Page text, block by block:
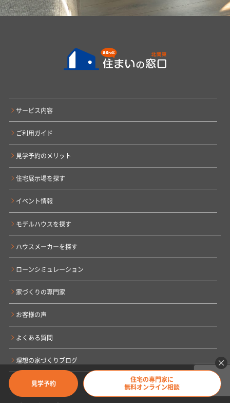
見学予約
住宅の専門家に
無料オンライン相談
サービス内容
ご利用ガイド
見学予約のメリット
住宅展示場を探す
イベント情報
モデルハウスを探す
ハウスメーカーを探す
ローンシミュレーション
家づくりの専門家
お客様の声
よくある質問
理想の家づくりブログ
会社概要